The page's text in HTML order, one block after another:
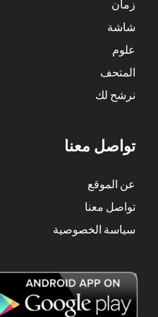
زمان
شاشة
علوم
المتحف
نرشح لك
تواصل معنا
عن الموقع
تواصل معنا
سياسة الخصوصية